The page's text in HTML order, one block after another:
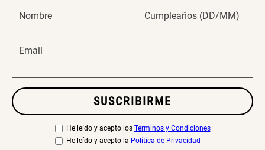
Nombre Cumpleaños (DD/MM)
Email
SUSCRIBIRME
He leído y acepto los Términos y Condiciones
He leído y acepto la Política de Privacidad